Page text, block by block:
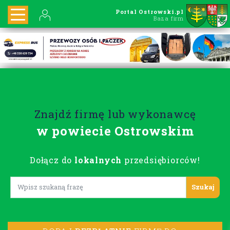
Portal Ostrowski.pl
Baza firm
Znajdź firmę lub wykonawcę
w powiecie Ostrowskim
Dołącz do lokalnych przedsiębiorców!
Lorem ipsum